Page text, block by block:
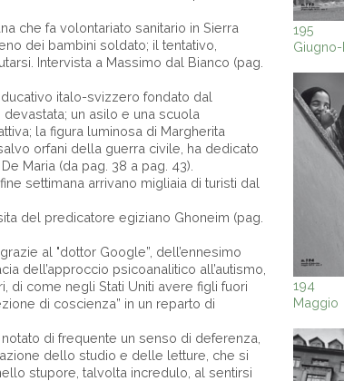
che fa volontariato sanitario in Sierra
dei bambini soldato; il tentativo,
Intervista a Massimo dal Bianco (pag.
italo-svizzero fondato dal
un asilo e una scuola
la figura luminosa di Margherita
orfani della guerra civile, ha dedicato
Maria (da pag. 38 a pag. 43).
settimana arrivano migliaia di turisti dal
del predicatore egiziano Ghoneim (pag.
al "dottor Google”, dell’ennesimo
dell’approccio psicoanalitico all’autismo,
di come negli Stati Uniti avere figli fuori
di coscienza” in un reparto di
di frequente un senso di deferenza,
dello studio e delle letture, che si
stupore, talvolta incredulo, al sentirsi
195
194
Maggio